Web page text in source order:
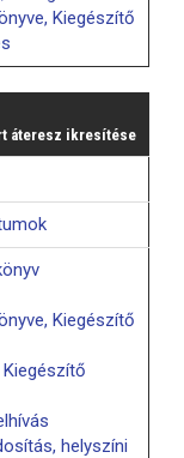
Kiegészítő
áteresz ikresítése
Kiegészítő
helyszíni